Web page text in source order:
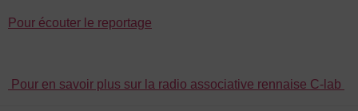
Pour écouter le reportage
Pour en savoir plus sur la radio associative rennaise C-lab